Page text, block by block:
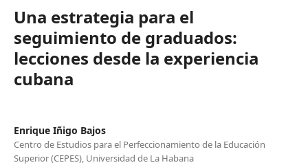
Una estrategia para el
seguimiento de graduados:
lecciones desde la experiencia
cubana
Enrique Iñigo Bajos
Centro de Estudios para el Perfeccionamiento de la Educación
Superior (CEPES), Universidad de La Habana